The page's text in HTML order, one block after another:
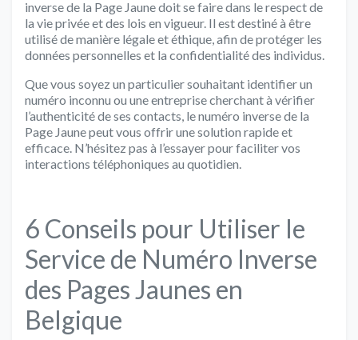
inverse de la Page Jaune doit se faire dans le respect de
la vie privée et des lois en vigueur. Il est destiné à être
utilisé de manière légale et éthique, afin de protéger les
données personnelles et la confidentialité des individus.
Que vous soyez un particulier souhaitant identifier un
numéro inconnu ou une entreprise cherchant à vérifier
l’authenticité de ses contacts, le numéro inverse de la
Page Jaune peut vous offrir une solution rapide et
efficace. N’hésitez pas à l’essayer pour faciliter vos
interactions téléphoniques au quotidien.
6 Conseils pour Utiliser le
Service de Numéro Inverse
des Pages Jaunes en
Belgique